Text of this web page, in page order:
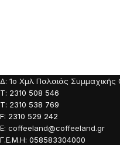
Δ: 1o Χμλ Παλαιάς
Τ: 2310 508 546
Τ: 2310 538 769
F: 2310 529 242
E: coffeeland@coffeeland.gr
Γ.Ε.Μ.Η: 058583304000